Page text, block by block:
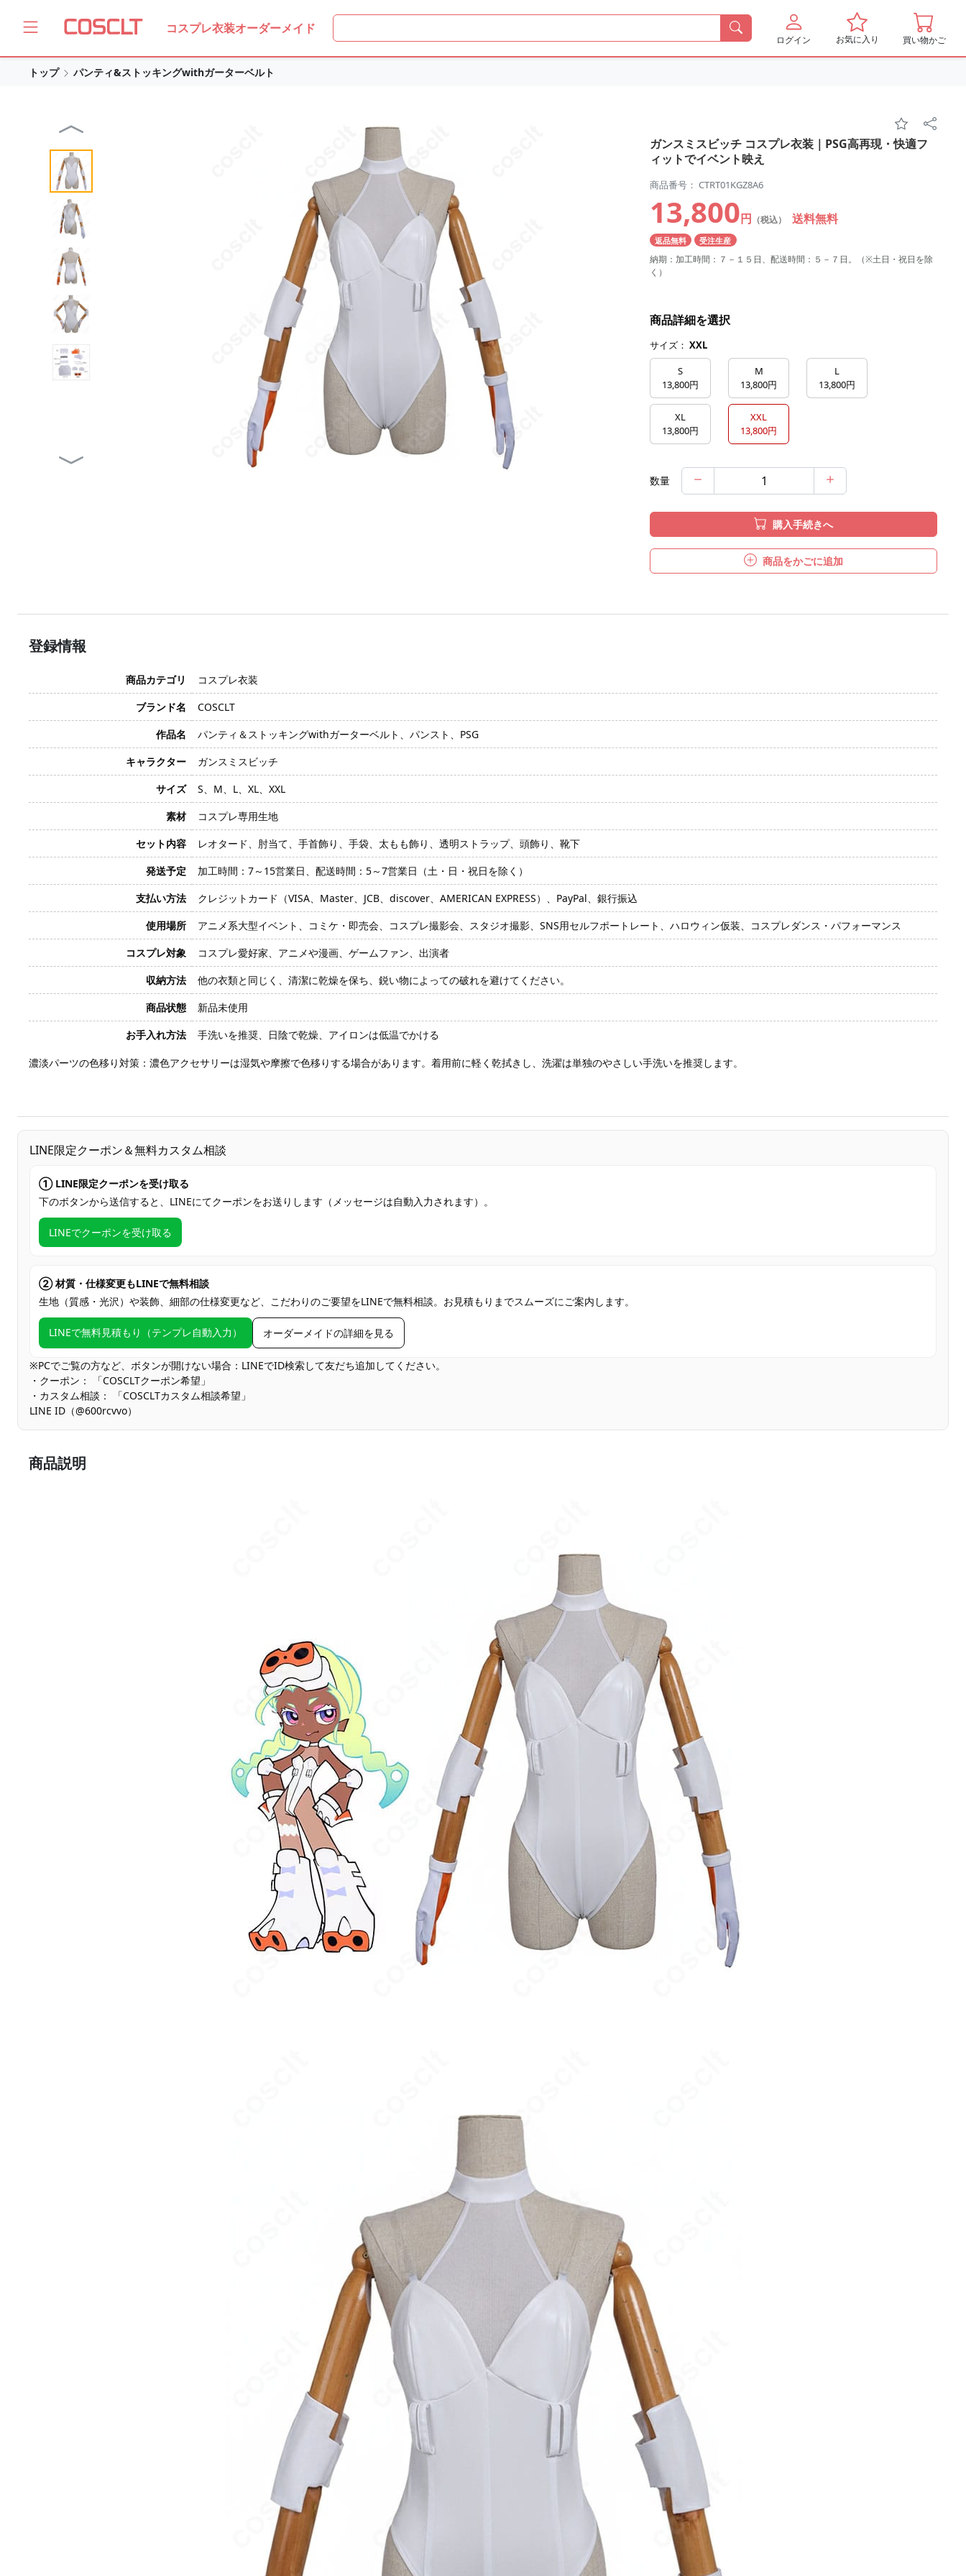
コスプレ衣装オーダーメイド
ログイン お気に入り 買い物かご
トップ パンティ&ストッキングwithガーターベルト
ガンスミスビッチ コスプレ衣装｜PSG高再現・快適フ
ィットでイベント映え
商品番号： CTRT01KGZ8A6
13,800円 （税込） 送料無料
返品無料 受注生産
納期：加工時間：７－１５日、配送時間：５－７日。（※土日・祝日を除
く）
商品詳細を選択
サイズ： XXL
S
13,800円
M
13,800円
L
13,800円
XL
13,800円
XXL
13,800円
数量
購入手続きへ
商品をかごに追加
登録情報
商品カテゴリ
コスプレ衣装
ブランド名
COSCLT
作品名
パンティ＆ストッキングwithガーターベルト、パンスト、PSG
キャラクター
ガンスミスビッチ
サイズ
S、M、L、XL、XXL
素材
コスプレ専用生地
セット内容
レオタード、肘当て、手首飾り、手袋、太もも飾り、透明ストラップ、頭飾り、靴下
発送予定
加工時間：7～15営業日、配送時間：5～7営業日（土・日・祝日を除く）
支払い方法
クレジットカード（VISA、Master、JCB、discover、AMERICAN EXPRESS）、PayPal、銀行振込
使用場所
アニメ系大型イベント、コミケ・即売会、コスプレ撮影会、スタジオ撮影、SNS用セルフポートレート、ハロウィン仮装、コスプレダンス・パフォーマンス
コスプレ対象
コスプレ愛好家、アニメや漫画、ゲームファン、出演者
収納方法
他の衣類と同じく、清潔に乾燥を保ち、鋭い物によっての破れを避けてください。
商品状態
新品未使用
お手入れ方法
手洗いを推奨、日陰で乾燥、アイロンは低温でかける
濃淡パーツの色移り対策：濃色アクセサリーは湿気や摩擦で色移りする場合があります。着用前に軽く乾拭きし、洗濯は単独のやさしい手洗いを推奨します。
LINE限定クーポン＆無料カスタム相談
① LINE限定クーポンを受け取る
下のボタンから送信すると、LINEにてクーポンをお送りします（メッセージは自動入力されます）。
LINEでクーポンを受け取る
② 材質・仕様変更もLINEで無料相談
生地（質感・光沢）や装飾、細部の仕様変更など、こだわりのご要望をLINEで無料相談。お見積もりまでスムーズにご案内します。
LINEで無料見積もり（テンプレ自動入力） オーダーメイドの詳細を見る
※PCでご覧の方など、ボタンが開けない場合：LINEでID検索して友だち追加してください。
・クーポン： 「COSCLTクーポン希望」
・カスタム相談： 「COSCLTカスタム相談希望」
LINE ID（@600rcvvo）
商品説明